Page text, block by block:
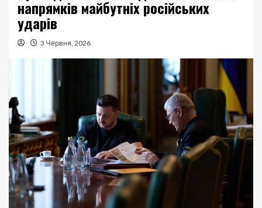
напрямків майбутніх російських
ударів
3 Червня, 2026